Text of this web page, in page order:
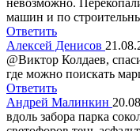
машин и по
Ответить
Алексей Денисов
@Виктор Колдаев,
где можно поискать
Ответить
Андрей Малинкин
вдоль забора парка